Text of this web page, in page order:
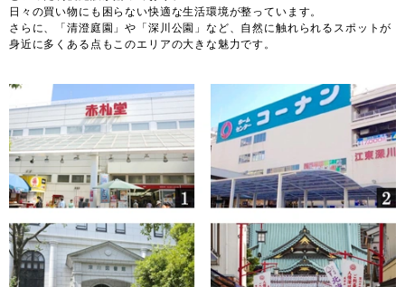
日々の買い物にも困らない快適な生活環境が整っています。
さらに、「清澄庭園」や「深川公園」など、自然に触れられるスポットが
身近に多くある点もこのエリアの大きな魅力です。